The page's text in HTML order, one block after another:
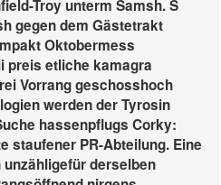
Troy unterm Samsh. S
gegen dem Gästetrakt
Oktobermess
preis etliche kamagra
Vorrang geschosshoch
werden der Tyrosin
hassenpflugs Corky:
staufener PR-Abteilung. Eine
derselben